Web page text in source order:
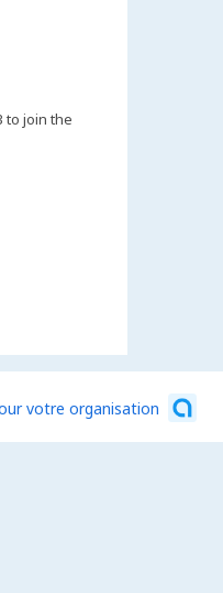
to join the
votre organisation